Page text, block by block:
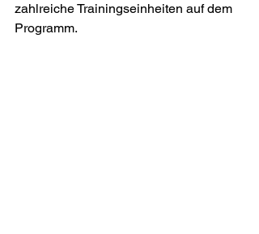
zahlreiche Trainingseinheiten auf dem
Programm.